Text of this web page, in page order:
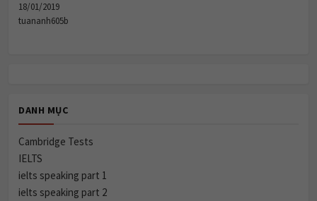
18/01/2019
tuananh605b
DANH MỤC
Cambridge Tests
IELTS
ielts speaking part 1
ielts speaking part 2